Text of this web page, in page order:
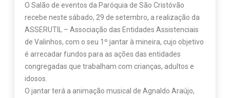
O Salão de eventos da Paróquia de São Cristóvão
recebe neste sábado, 29 de setembro, a realização da
ASSERUTIL – Associação das Entidades Assistenciais
de Valinhos, com o seu 1º jantar à mineira, cujo objetivo
é arrecadar fundos para as ações das entidades
congregadas que trabalham com crianças, adultos e
idosos.
O jantar terá a animação musical de Agnaldo Araújo,